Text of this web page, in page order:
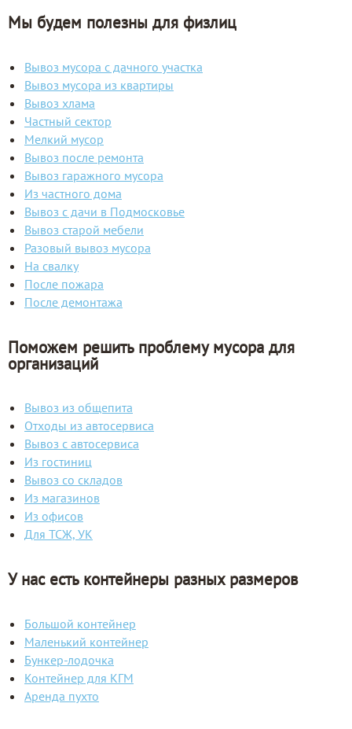
Мы будем полезны для физлиц
Вывоз мусора с дачного участка
Вывоз мусора из квартиры
Вывоз хлама
Частный сектор
Мелкий мусор
Вывоз после ремонта
Вывоз гаражного мусора
Из частного дома
Вывоз с дачи в Подмосковье
Вывоз старой мебели
Разовый вывоз мусора
На свалку
После пожара
После демонтажа
Поможем решить проблему мусора для
организаций
Вывоз из общепита
Отходы из автосервиса
Вывоз с автосервиса
Из гостиниц
Вывоз со складов
Из магазинов
Из офисов
Для ТСЖ, УК
У нас есть контейнеры разных размеров
Большой контейнер
Маленький контейнер
Бункер-лодочка
Контейнер для КГМ
Аренда пухто